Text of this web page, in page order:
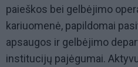
paieškos bei gelbėjimo
kariuomenė, papildomai
apsaugos ir gelbėjimo
institucijų pajėgumai.